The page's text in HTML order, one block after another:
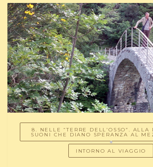
8. NELLE “TERRE DELL’OSSO”. ALLA
SUONI CHE DIANO SPERANZA AL
INTORNO AL VIAGGIO